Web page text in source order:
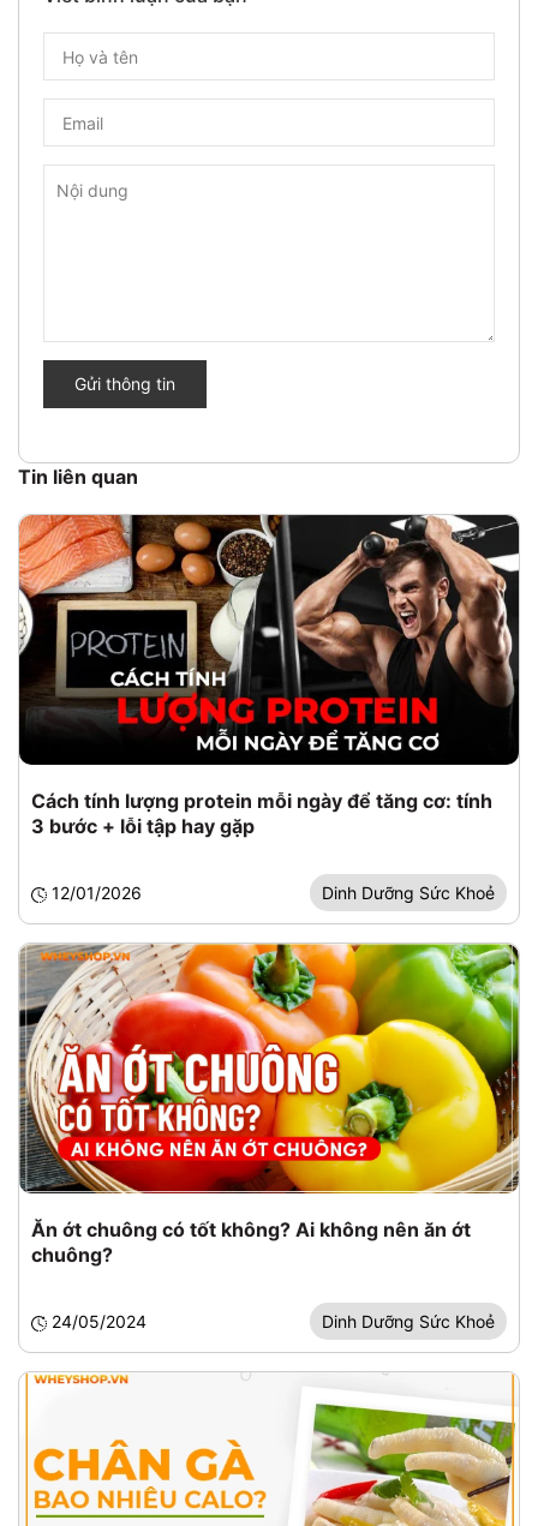
Gửi thông tin
Tin liên quan
Cách tính lượng protein mỗi ngày để tăng cơ: tính
3 bước + lỗi tập hay gặp
12/01/2026 Dinh Dưỡng Sức Khoẻ
Ăn ớt chuông có tốt không? Ai không nên ăn ớt
chuông?
24/05/2024 Dinh Dưỡng Sức Khoẻ